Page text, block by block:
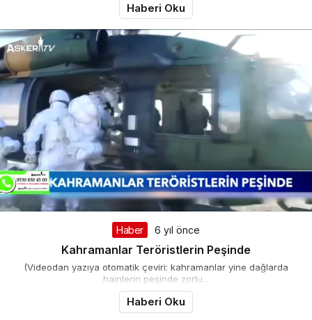
Haberi Oku
Haber 6 yıl önce
Kahramanlar Teröristlerin Peşinde
(Videodan yazıya otomatik çeviri: kahramanlar yine dağlarda
hainlerin peşinde zorlu...
Haberi Oku